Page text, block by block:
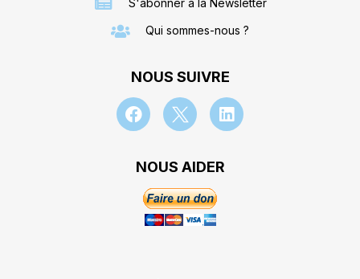
S'abonner à la Newsletter
Qui sommes-nous ?
NOUS SUIVRE
NOUS AIDER